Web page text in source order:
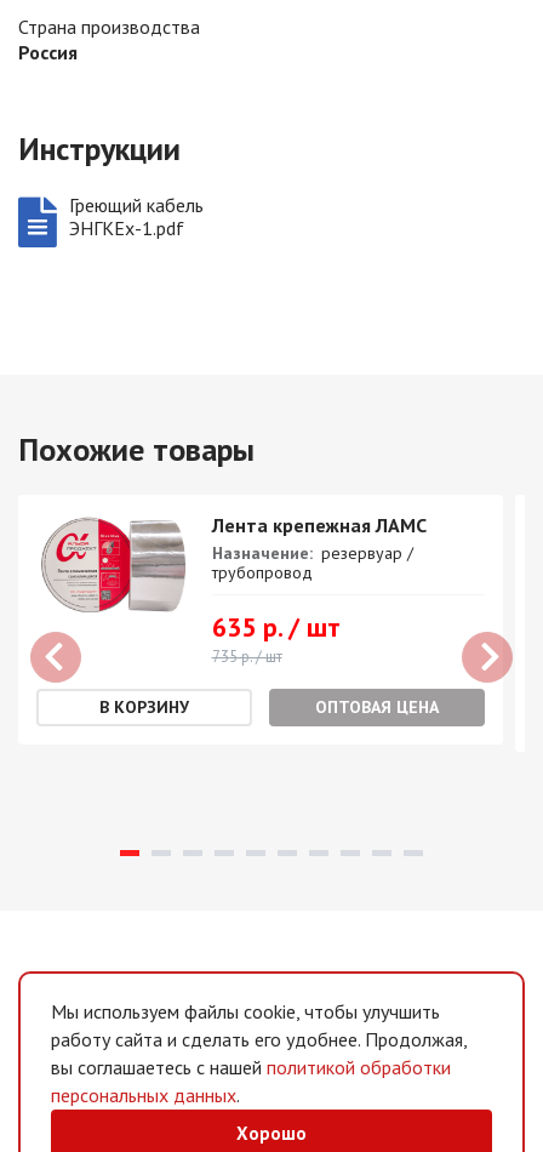
Страна производства
Россия
Инструкции
Греющий кабель
ЭНГКЕх-1.pdf
Похожие товары
Лента крепежная ЛАМС
Назначение: резервуар /
трубопровод
635 р. / шт
735 р. / шт
ОПТОВАЯ ЦЕНА
Мы используем файлы cookie, чтобы улучшить
работу сайта и сделать его удобнее. Продолжая,
вы соглашаетесь с нашей политикой обработки
персональных данных.
Хорошо